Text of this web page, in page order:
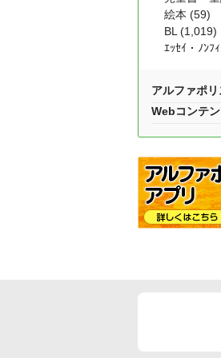
絵本 (59)
BL (1,019)
ｴｯｾｲ・ﾉﾝﾌ
アルファポ
Webコンテ